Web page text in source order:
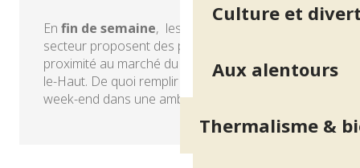
Culture et
Aux alentours
Thermalisme &
En fin de semaine, les producteurs du
secteur proposent des produits frais et de
proximité au marché du Bourg de Vaulnaveys-
le-Haut. De quoi remplir son panier avant le
week-end dans une ambiance conviviale…